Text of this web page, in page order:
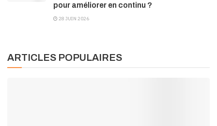
pour améliorer en continu ?
28 JUIN 2026
ARTICLES POPULAIRES